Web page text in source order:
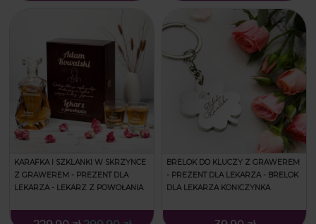
KARAFKA I SZKLANKI W SKRZYNCE
Z GRAWEREM - PREZENT DLA
LEKARZA - LEKARZ Z POWOŁANIA
BRELOK DO KLUCZY Z GRAWEREM
- PREZENT DLA LEKARZA - BRELOK
DLA LEKARZA KONICZYNKA